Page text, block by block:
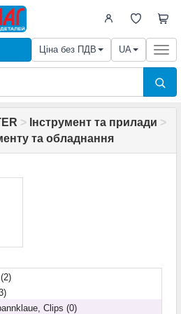
Ціна без ПДВ UA
> Інструмент та прилади >
та обладнання
(2)
Clips (0)